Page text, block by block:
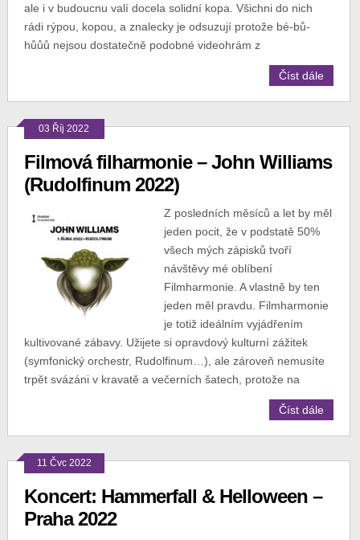
ale i v budoucnu valí docela solidní kopa. Všichni do nich
rádi rýpou, kopou, a znalecky je odsuzují protože bé-bů-
hůůů nejsou dostatečně podobné videohrám z
Číst dále
03 Říj 2022
Filmová filharmonie – John Williams
(Rudolfinum 2022)
Z posledních měsíců a let by měl
jeden pocit, že v podstatě 50%
všech mých zápisků tvoří
návštěvy mé oblíbení
Filmharmonie. A vlastně by ten
jeden měl pravdu. Filmharmonie
je totiž ideálním vyjádřením
kultivované zábavy. Užijete si opravdový kulturní zážitek
(symfonický orchestr, Rudolfinum…), ale zároveň nemusíte
trpět svázáni v kravatě a večerních šatech, protože na
Číst dále
11 Čvc 2022
Koncert: Hammerfall & Helloween –
Praha 2022